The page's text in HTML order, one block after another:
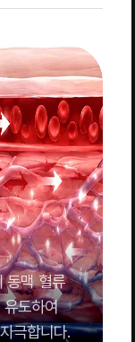
동맥 혈류
유도하여
극합니다.